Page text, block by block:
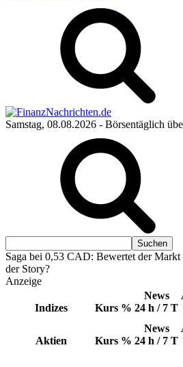
Samstag, 08.08.2026 - Börsentäglich
Saga bei 0,53 CAD: Bewertet der
der Story?
Anzeige
Indizes Kurs %
News
24 h / 7 T
Aktien Kurs %
News
24 h / 7 T